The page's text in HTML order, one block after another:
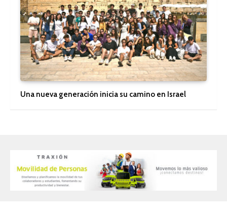
Una nueva generación inicia su camino en Israel